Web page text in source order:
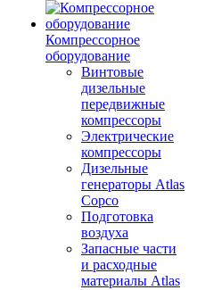
Компрессорное
оборудование
Винтовые
дизельные
передвижные
компрессоры
Электрические
компрессоры
Дизельные
генераторы Atlas
Copco
Подготовка
воздуха
Запасные части
и расходные
материалы Atlas